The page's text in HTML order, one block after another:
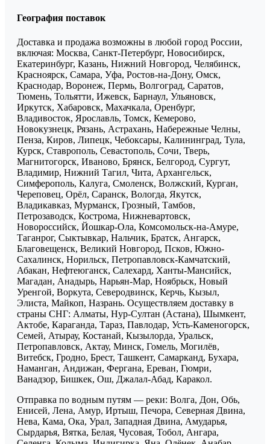
География поставок
Доставка и продажа возможны в любой город России,
включая: Москва, Санкт-Петербург, Новосибирск,
Екатеринбург, Казань, Нижний Новгород, Челябинск,
Красноярск, Самара, Уфа, Ростов-на-Дону, Омск,
Краснодар, Воронеж, Пермь, Волгоград, Саратов,
Тюмень, Тольятти, Ижевск, Барнаул, Ульяновск,
Иркутск, Хабаровск, Махачкала, Оренбург,
Владивосток, Ярославль, Томск, Кемерово,
Новокузнецк, Рязань, Астрахань, Набережные Челны,
Пенза, Киров, Липецк, Чебоксары, Калининград, Тула,
Курск, Ставрополь, Севастополь, Сочи, Тверь,
Магнитогорск, Иваново, Брянск, Белгород, Сургут,
Владимир, Нижний Тагил, Чита, Архангельск,
Симферополь, Калуга, Смоленск, Волжский, Курган,
Череповец, Орёл, Саранск, Вологда, Якутск,
Владикавказ, Мурманск, Грозный, Тамбов,
Петрозаводск, Кострома, Нижневартовск,
Новороссийск, Йошкар-Ола, Комсомольск-на-Амуре,
Таганрог, Сыктывкар, Нальчик, Братск, Ангарск,
Благовещенск, Великий Новгород, Псков, Южно-
Сахалинск, Норильск, Петропавловск-Камчатский,
Абакан, Нефтеюганск, Салехард, Ханты-Мансийск,
Магадан, Анадырь, Нарьян-Мар, Ноябрьск, Новый
Уренгой, Воркута, Северодвинск, Керчь, Кызыл,
Элиста, Майкоп, Назрань. Осуществляем доставку в
страны СНГ: Алматы, Нур-Султан (Астана), Шымкент,
Актобе, Караганда, Тараз, Павлодар, Усть-Каменогорск,
Семей, Атырау, Костанай, Кызылорда, Уральск,
Петропавловск, Актау, Минск, Гомель, Могилёв,
Витебск, Гродно, Брест, Ташкент, Самарканд, Бухара,
Наманган, Андижан, Фергана, Ереван, Гюмри,
Ванадзор, Бишкек, Ош, Джалал-Абад, Каракол.
Отправка по водным путям — реки: Волга, Дон, Обь,
Енисей, Лена, Амур, Иртыш, Печора, Северная Двина,
Нева, Кама, Ока, Урал, Западная Двина, Амударья,
Сырдарья, Вятка, Белая, Чусовая, Тобол, Ангара,